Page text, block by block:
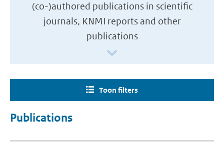
(co-)authored publications in scientific
journals, KNMI reports and other
publications
Toon filters
Publications